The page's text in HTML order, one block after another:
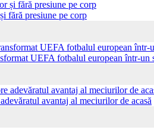
fără presiune pe corp
UEFA fotbalul european într-un
avantaj al meciurilor de acasă